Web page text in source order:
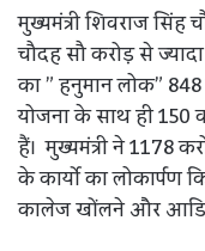
मुख्यमंत्री शिवराज
चौदह सौ करोड़ से
का ” हनुमान लोक”
योजना के साथ ही 150
हैं। मुख्यमंत्री ने 1178
के कार्यो का लोकार्पण
कालेज खोंलने और